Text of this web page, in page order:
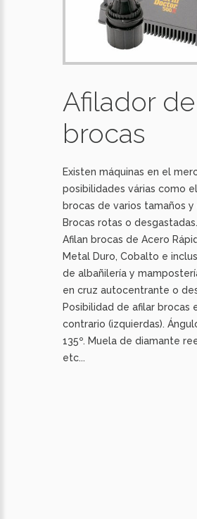
Afilador de
brocas
Existen máquinas en el
posibilidades várias como
brocas de varios tamaños y
Brocas rotas o desgastadas.
Afilan brocas de Acero
Metal Duro, Cobalto e
de albañilería y
en cruz autocentrante o
Posibilidad de afilar brocas
contrario (izquierdas).
135º. Muela de diamante
etc...